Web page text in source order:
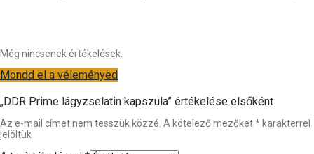
Még nincsenek értékelések.
Mondd el a véleményed
„DDR Prime lágyzselatin kapszula” értékelése elsőként
Az e-mail címet nem tesszük közzé. A kötelező mezőket* karakterrel
jelöltük